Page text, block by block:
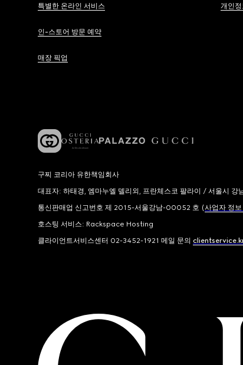
특별한 온라인 서비스
인-스토어 방문 예약
매장 픽업
개인정
구찌 코리아 유한책임회사
대표자: 하태경, 엠마누엘 델리외, 프란체스코 팔라이 / 서울시
통신판매업 신고번호 제 2015-서울강남-00052 호 (사업자 정보
호스팅 서비스: Rackspace Hosting
클라이언트서비스센터 02-3452-1921 메일 문의